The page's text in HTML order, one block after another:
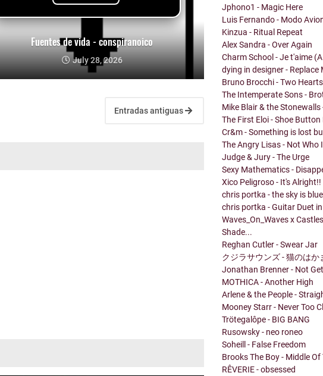
Fuentes de vida - conspiranoico
July 28, 2026
Entradas antiguas
Jphono1 - Magic Here
Luis Fernando - Modo
Kinzua - Ritual Repeat
Alex Sandra - Over Again
Charm School - Je t'aime
dying in designer - Replace
Bruno Brocchi - Two Hearts
The Intemperate Sons -
Mike Blair & the Stonewalls
The First Eloi - Shoe Button
Cr&m - Something is lost
The Angry Lisas - Not Who
Judge & Jury - The Urge
Sexy Mathematics -
Xico Peligroso - It's Alright!!
chris portka - the sky is
chris portka - Guitar Duet
Waves_On_Waves x
Shade...
Reghan Cutler - Swear Jar
クジラサウンズ - 猫のはか
Jonathan Brenner - Not
MOTHICA - Another High
Arlene & the People -
Mooney Starr - Never Too
Trötegalôpe - BIG BANG
Rusowsky - neo roneo
Soheill - False Freedom
Brooks The Boy - Middle Of
RÊVERIE - obsessed